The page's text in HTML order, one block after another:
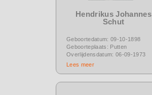
Hendrikus Johannes
Schut
Geboortedatum: 09-10-1898
Geboorteplaats: Putten
Overlijdensdatum: 06-09-1973
Lees meer